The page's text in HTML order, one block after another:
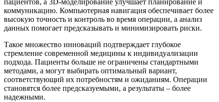
пациентов, а 3D-моделирование улучшает планирование и
коммуникацию. Компьютерная навигация обеспечивает более
высокую точность и контроль во время операции, а анализ
данных помогает предсказывать и минимизировать риски.
Такое множество инноваций подтверждает глубокое
стремление современной медицины к индивидуализации
подхода. Пациенты больше не ограничены стандартными
методами, а могут выбирать оптимальный вариант,
соответствующий их потребностям и ожиданиям. Операции
становятся более предсказуемыми, а результаты – более
надежными.